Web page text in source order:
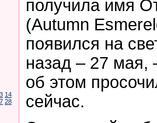
14
28
получила имя
(Autumn
появился на
назад – 27 мая,
об этом
сейчас.